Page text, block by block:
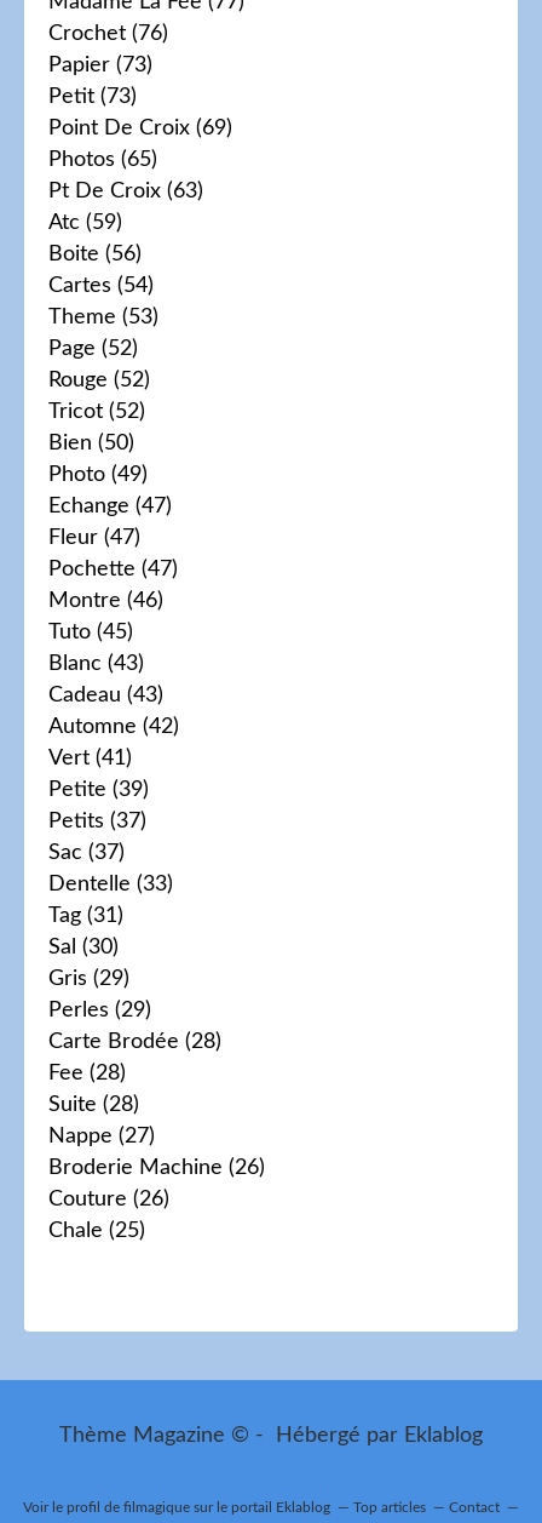
Crochet (76)
Papier (73)
Petit (73)
Point De Croix (69)
Photos (65)
Pt De Croix (63)
Atc (59)
Boite (56)
Cartes (54)
Theme (53)
Page (52)
Rouge (52)
Tricot (52)
Bien (50)
Photo (49)
Echange (47)
Fleur (47)
Pochette (47)
Montre (46)
Tuto (45)
Blanc (43)
Cadeau (43)
Automne (42)
Vert (41)
Petite (39)
Petits (37)
Sac (37)
Dentelle (33)
Tag (31)
Sal (30)
Gris (29)
Perles (29)
Carte Brodée (28)
Fee (28)
Suite (28)
Nappe (27)
Broderie Machine (26)
Couture (26)
Chale (25)
Thème Magazine © - Hébergé par Eklablog
Voir le profil de filmagique sur le portail Eklablog Top articles Contact